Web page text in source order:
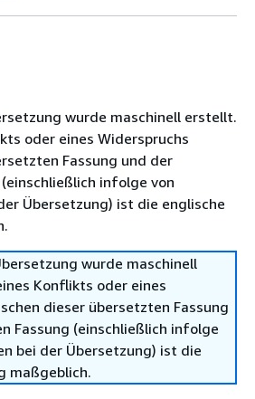
wurde maschinell erstellt.
oder eines Widerspruchs
Fassung und der
infolge von
Übersetzung) ist die englische
wurde maschinell
Konflikts oder eines
dieser übersetzten Fassung
Fassung (einschließlich infolge
bei der Übersetzung) ist die
maßgeblich.